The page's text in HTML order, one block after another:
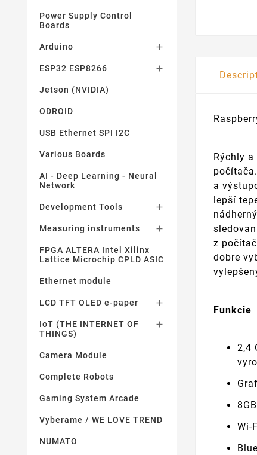
Power Supply Control
Boards
Arduino 
ESP32 ESP8266 
Jetson (NVIDIA)
ODROID
USB Ethernet SPI I2C
Various Boards
AI - Deep Learning - Neural
Network
Development Tools 
Measuring instruments 
FPGA ALTERA Intel Xilinx
Lattice Microchip CPLD ASIC
Ethernet module
LCD TFT OLED e-paper 
IoT (THE INTERNET OF
THINGS)

Camera Module
Complete Robots
Gaming System Arcade
Vyberame / WE LOVE TREND
NUMATO
Rýchly
a
lepší
z
dobre
Funkcie
2,4
Wi-